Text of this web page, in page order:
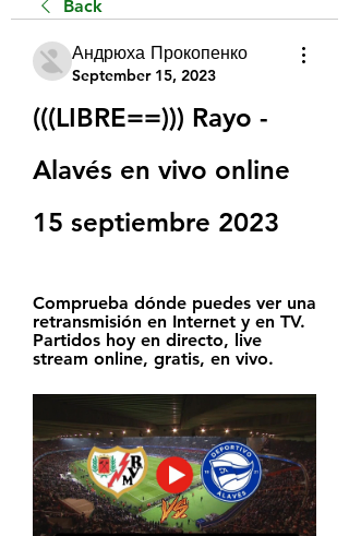
Back
Андрюха Прокопенко
September 15, 2023
(((LIBRE==))) Rayo -
Alavés en vivo online
15 septiembre 2023
Comprueba dónde puedes ver una
retransmisión en Internet y en TV.
Partidos hoy en directo, live
stream online, gratis, en vivo.